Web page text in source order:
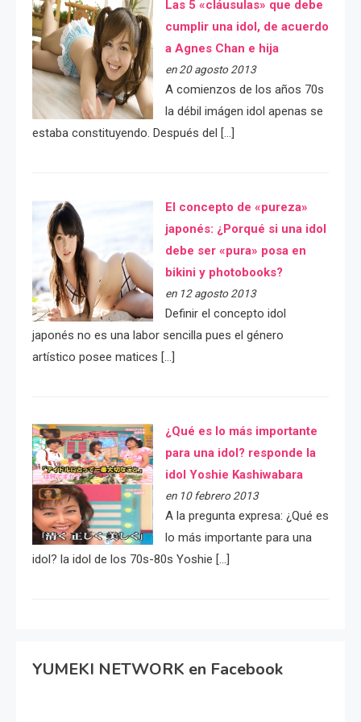
Las 5 «cláusulas» que debe
cumplir una idol, de acuerdo
a Agnes Chan e hija
en 20 agosto 2013
A comienzos de los años 70s
la débil imágen idol apenas se
estaba constituyendo. Después del […]
El concepto de «pureza»
japonés: ¿Porqué si una idol
debe ser «pura» posa en
bikini y photobooks?
en 12 agosto 2013
Definir el concepto idol
japonés no es una labor sencilla pues el género
artístico posee matices […]
¿Qué es lo más importante
para una idol? responde la
idol Yoshie Kashiwabara
en 10 febrero 2013
A la pregunta expresa: ¿Qué es
lo más importante para una
idol? la idol de los 70s-80s Yoshie […]
YUMEKI NETWORK en Facebook